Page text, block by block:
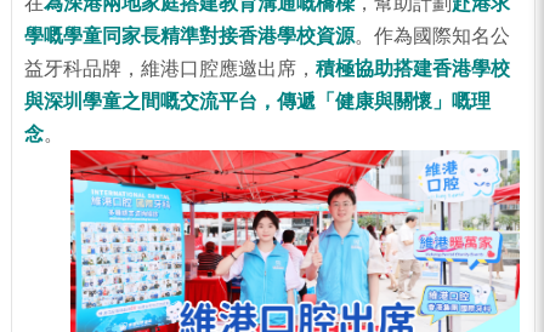
學嘅學童同家長精準對接香港學校資源。作為國際知名公
益牙科品牌，維港口腔應邀出席， 積極協助搭建香港學校
與深圳學童之間嘅交流平台，傳遞 「 健康與關懷 」 嘅理
念。